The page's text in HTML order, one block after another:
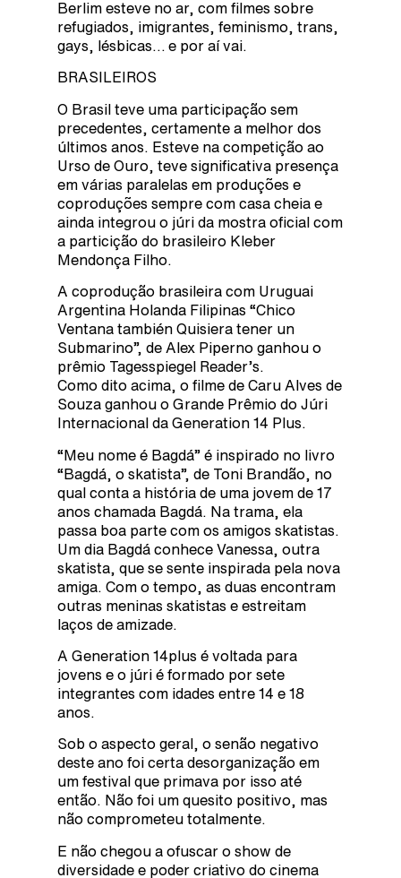
Berlim esteve no ar, com filmes sobre
refugiados, imigrantes, feminismo, trans,
gays, lésbicas… e por aí vai.
BRASILEIROS
O Brasil teve uma participação sem
precedentes, certamente a melhor dos
últimos anos. Esteve na competição ao
Urso de Ouro, teve significativa presença
em várias paralelas em produções e
coproduções sempre com casa cheia e
ainda integrou o júri da mostra oficial com
a particição do brasileiro Kleber
Mendonça Filho.
A coprodução brasileira com Uruguai
Argentina Holanda Filipinas “Chico
Ventana también Quisiera tener un
Submarino”, de Alex Piperno ganhou o
prêmio Tagesspiegel Reader’s.
Como dito acima, o filme de Caru Alves de
Souza ganhou o Grande Prêmio do Júri
Internacional da Generation 14 Plus.
“Meu nome é Bagdá” é inspirado no livro
“Bagdá, o skatista”, de Toni Brandão, no
qual conta a história de uma jovem de 17
anos chamada Bagdá. Na trama, ela
passa boa parte com os amigos skatistas.
Um dia Bagdá conhece Vanessa, outra
skatista, que se sente inspirada pela nova
amiga. Com o tempo, as duas encontram
outras meninas skatistas e estreitam
laços de amizade.
A Generation 14plus é voltada para
jovens e o júri é formado por sete
integrantes com idades entre 14 e 18
anos.
Sob o aspecto geral, o senão negativo
deste ano foi certa desorganização em
um festival que primava por isso até
então. Não foi um quesito positivo, mas
não comprometeu totalmente.
E não chegou a ofuscar o show de
diversidade e poder criativo do cinema